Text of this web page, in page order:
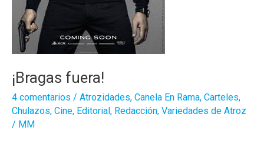
¡Bragas fuera!
4 comentarios / Atrozidades, Canela En Rama, Carteles,
Chulazos, Cine, Editorial, Redacción, Variedades de Atroz
/ MM